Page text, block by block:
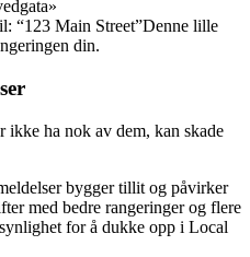
“123 Main Street”Denne lille
din.
ikke ha nok av dem, kan skade
bygger tillit og påvirker
med bedre rangeringer og flere
for å dukke opp i Local